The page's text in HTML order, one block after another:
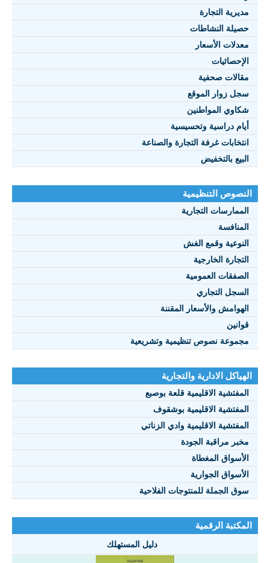
النصوص 2021
FRANÇAIS
مديرية التجارة
حصيلة النشاطات
معدلات الأسعار
الإحصائيات
مقالات صحفية
سجل زوار الموقع
شكاوي المواطنين
أيام دراسية وتحسيسية
انتخابات غرفة التجارة والصناعة
البيع بالتخفيض
النصوص التنظيمية
الممارسات التجارية
المنافسة
النوعية وقمع الغش
التجارة الخارجية
الصفقات العمومية
السجل التجاري
الهوامش والأسعار المقننة
قوانين
مجموعة نصوص تنظيمية وتشريعية
الهياكل الادارية والتجارية
المفتشية الاقليمية قلعة بوصبع
المفتشية الاقليمية بوشقوف
المفتشية الاقليمية وادي الزناتي
مخبر مراقبة الجودة
الأسواق المغطاة
الأسواق الجوارية
سوق الجملة للمنتوجات الفلاحية
المكتبة الرقمية
دليل المستهلك